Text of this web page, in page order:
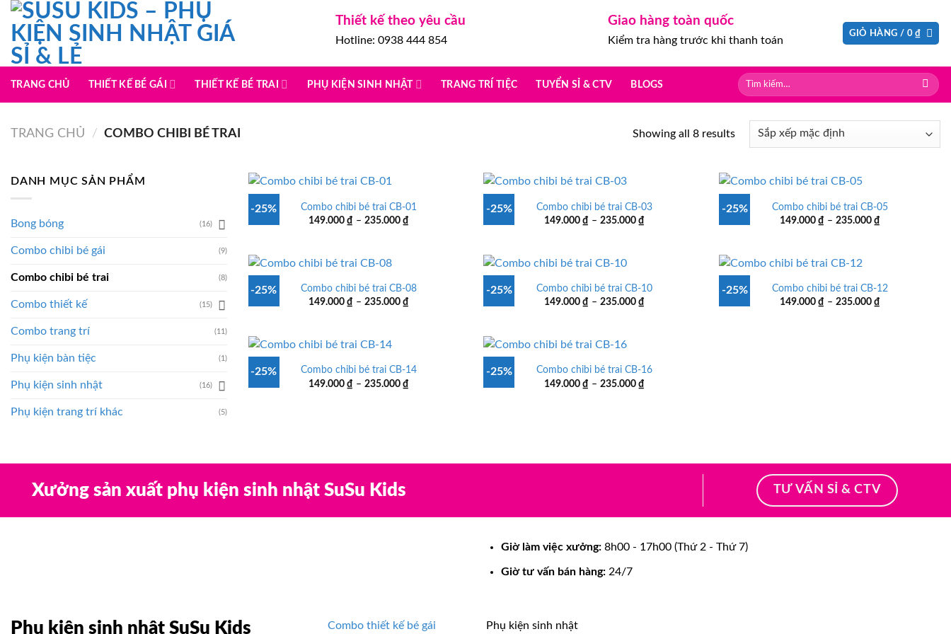
Chuyển
đến
nội
dung
Thiết kế theo yêu cầu
Hotline: 0938 444 854
Giao hàng toàn quốc
Kiểm tra hàng trước khi thanh toán
GIỎ HÀNG / 0₫
TRANG CHỦ THIẾT KẾ BÉ GÁI THIẾT KẾ BÉ TRAI PHỤ KIỆN SINH NHẬT TRANG TRÍ TIỆC TUYỂN SỈ & CTV BLOGS
Tìm
kiếm:
TRANG CHỦ / COMBO CHIBI BÉ TRAI Showing all 8 results
DANH MỤC SẢN PHẨM
Bong bóng (16)
Combo chibi bé gái (9)
Combo chibi bé trai (8)
Combo thiết kế (15)
Combo trang trí (11)
Phụ kiện bàn tiệc (1)
Phụ kiện sinh nhật (16)
Phụ kiện trang trí khác (5)
-25%
Combo chibi bé trai CB-01
149.000₫ – 235.000₫
-25%
Combo chibi bé trai CB-03
149.000 ₫ – 235.000 ₫Khoảng
-25%
Combo chibi bé trai CB-05
149.000 ₫ – 235.000 ₫Khoảng
-25%
Combo chibi bé trai CB-08
149.000₫ – 235.000₫
-25%
Combo chibi bé trai CB-10
149.000 ₫ – 235.000 ₫Khoảng
-25%
Combo chibi bé trai CB-12
149.000 ₫ – 235.000 ₫Khoảng
-25%
Combo chibi bé trai CB-14
149.000₫ – 235.000₫
-25%
Combo chibi bé trai CB-16
149.000 ₫ – 235.000 ₫Khoảng
giá:
Xưởng sản xuất phụ kiện sinh nhật SuSu Kids TƯ VẤN SỈ & CTV
Giờ làm việc xưởng:8h00 - 17h00 (Thứ 2 - Thứ 7)
Giờ tư vấn bán hàng:24/7
Phụ kiện sinh nhật SuSu Kids Combo thiết kế bé gái Phụ kiện sinh nhật